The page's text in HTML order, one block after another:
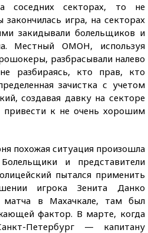
соседних секторах, то не
игра, на секторах
закидывали болельщиков и
Местный ОМОН, используя
разбрасывали налево
разбираясь, кто прав, кто
зачистка с учетом
создавая давку на секторе
к не очень хорошим
похожая ситуация произошла
и представители
пытался применить
игрока Зенита Данко
матча в Махачкале, там был
фактор. В марте, когда
Петербург — капитану